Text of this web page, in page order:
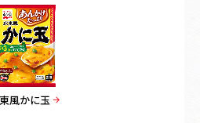
風かに玉